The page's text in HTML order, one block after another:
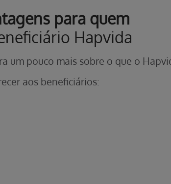
para quem
Hapvida
um pouco mais sobre o que o
aos beneficiários: